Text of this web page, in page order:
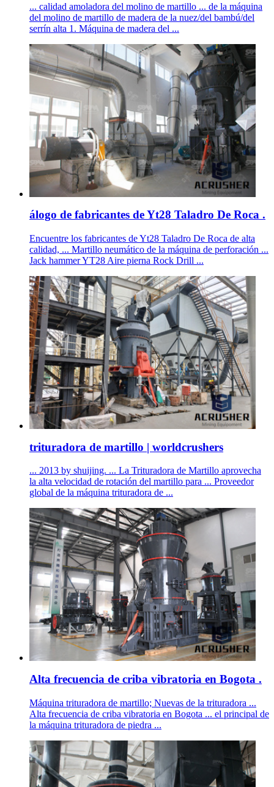
... calidad amoladora del molino de martillo ... de la máquina
del molino de martillo de madera de la nuez/del bambú/del
serrín alta 1. Máquina de madera del ...
álogo de fabricantes de Yt28 Taladro De Roca .
Encuentre los fabricantes de Yt28 Taladro De Roca de alta
calidad, ... Martillo neumático de la máquina de perforación ...
Jack hammer YT28 Aire pierna Rock Drill ...
trituradora de martillo | worldcrushers
... 2013 by shuijing. ... La Trituradora de Martillo aprovecha
la alta velocidad de rotación del martillo para ... Proveedor
global de la máquina trituradora de ...
Alta frecuencia de criba vibratoria en Bogota .
Máquina trituradora de martillo; Nuevas de la trituradora ...
Alta frecuencia de criba vibratoria en Bogota ... el principal de
la máquina trituradora de piedra ...